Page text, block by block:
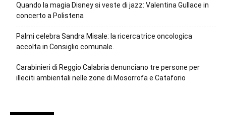
Quando la magia Disney si veste di jazz: Valentina Gullace in
concerto a Polistena
Palmi celebra Sandra Misale: la ricercatrice oncologica
accolta in Consiglio comunale.
Carabinieri di Reggio Calabria denunciano tre persone per
illeciti ambientali nelle zone di Mosorrofa e Cataforio